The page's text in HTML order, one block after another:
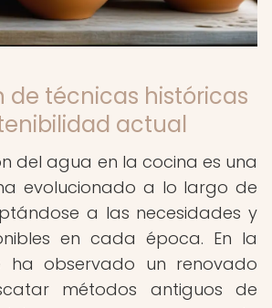
de técnicas históricas
actual
del agua en la cocina es una
evolucionado a lo largo de
a las necesidades y
en cada época. En la
ha observado un renovado
métodos antiguos de